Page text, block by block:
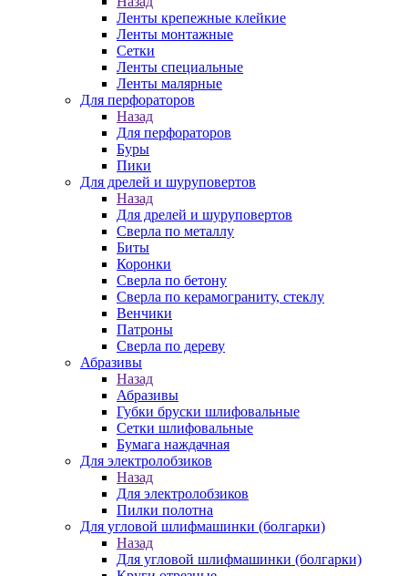
Ленты крепежные клейкие
Ленты монтажные
Сетки
Ленты специальные
Ленты малярные
Для перфораторов
Назад
Для перфораторов
Буры
Пики
Для дрелей и шуруповертов
Назад
Для дрелей и шуруповертов
Сверла по металлу
Биты
Коронки
Сверла по бетону
Сверла по керамограниту, стеклу
Венчики
Патроны
Сверла по дереву
Абразивы
Назад
Абразивы
Губки бруски шлифовальные
Сетки шлифовальные
Бумага наждачная
Для электролобзиков
Назад
Для электролобзиков
Пилки полотна
Для угловой шлифмашинки (болгарки)
Назад
Для угловой шлифмашинки (болгарки)